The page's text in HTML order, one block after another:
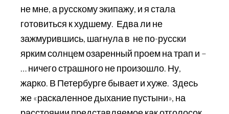
не мне, а русскому экипажу, и я стала
готовиться к худшему. Едва ли не
зажмурившись, шагнула в не по-русски
ярким солнцем озаренный проем на трап и –
… ничего страшного не произошло. Ну,
жарко. В Петербурге бывает и хуже. Здесь
же «раскаленное дыхание пустыни», на